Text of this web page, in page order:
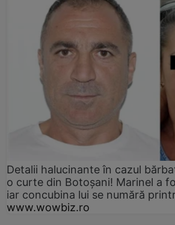
Detalii halucinante în cazul
o curte din Botoșani! Marinel a
iar concubina lui se numără
www.wowbiz.ro